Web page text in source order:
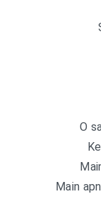
O
Main